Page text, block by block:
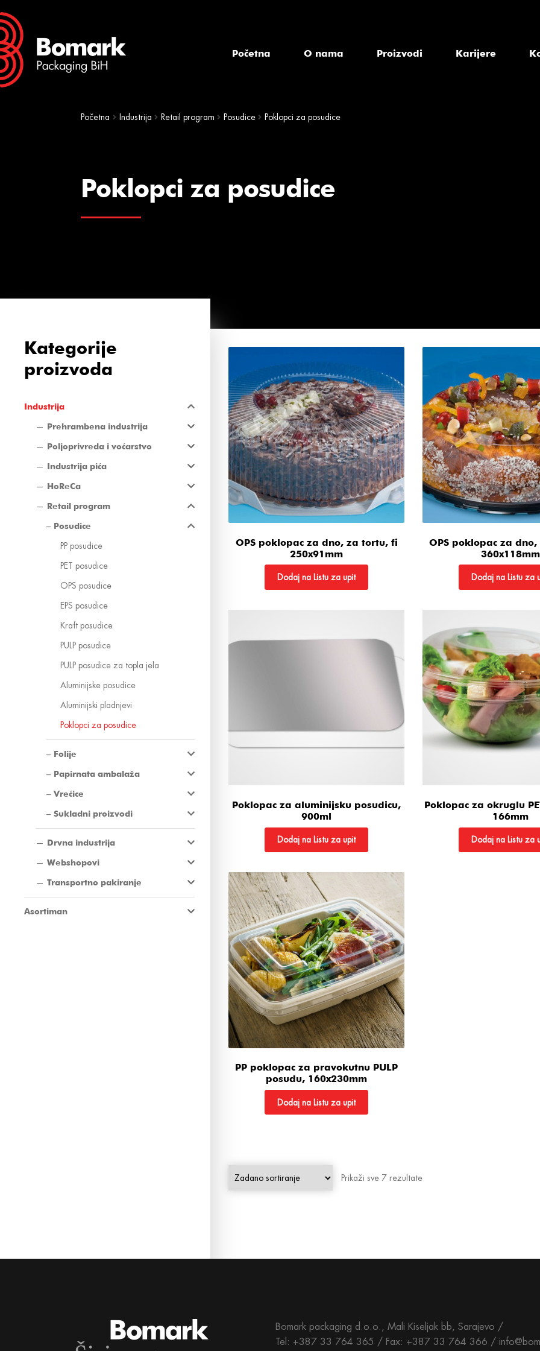
Skip
to
navigation
Skip
to
content
Početna O nama Proizvodi Karijere
Početna Industrija Retail program Posudice Poklopci za posudice
Poklopci za posudice
Kategorije
proizvoda
Industrija
Prehrambena industrija
Poljoprivreda i voćarstvo
Industrija pića
HoReCa
Retail program
Posudice
PP posudice
PET posudice
OPS posudice
EPS posudice
Kraft posudice
PULP posudice
PULP posudice za topla jela
Aluminijske posudice
Aluminijski pladnjevi
Poklopci za posudice
Folije
Papirnata ambalaža
Vrećice
Sukladni proizvodi
Drvna industrija
Webshopovi
Transportno pakiranje
Asortiman
OPS poklopac za dno, za tortu, fi
250x91mm
Dodaj na Listu za upit
OPS poklopac za
360x118mm
Dodaj na Listu za
Poklopac za aluminijsku posudicu,
900ml
Dodaj na Listu za upit
Poklopac za okruglu
166mm
Dodaj na Listu za
PP poklopac za pravokutnu PULP
posudu, 160x230mm
Dodaj na Listu za upit
Prikaži sve 7 rezultate
Bomark packaging d.o.o., Mali Kiseljak bb, Sarajevo /
Tel: +387 33 764 365 / Fax: +387 33 764 366 /